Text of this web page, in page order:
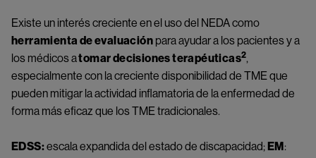
Existe un interés creciente en el uso del NEDA como
herramienta de evaluación para ayudar a los pacientes y a
los médicos a tomar decisiones terapéuticas2,
especialmente con la creciente disponibilidad de TME que
pueden mitigar la actividad inflamatoria de la enfermedad de
forma más eficaz que los TME tradicionales.
EDSS: escala expandida del estado de discapacidad; EM :